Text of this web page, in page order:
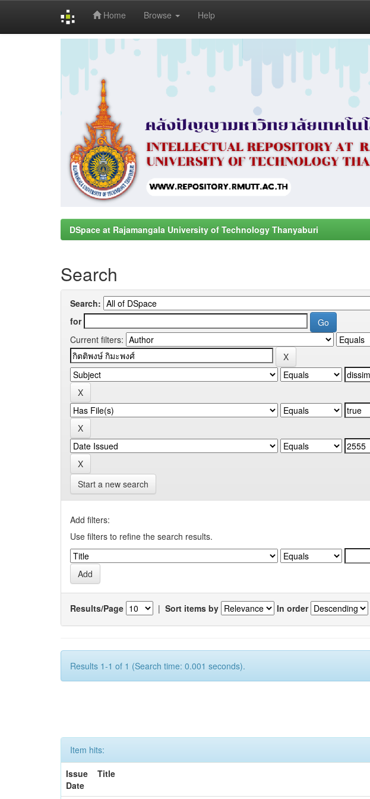
Home Browse Help
DSpace at Rajamangala University of Technology Thanyaburi
Search
Search:
for
Current filters:
Start a new search
Add filters:
Use filters to refine the search results.
Results/Page | Sort items by In order
Results 1-1 of 1 (Search time: 0.001 seconds).
Item hits:
Issue
Date
Title